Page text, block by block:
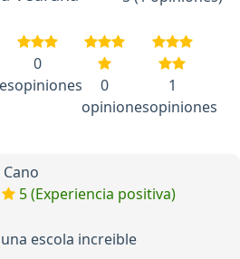
0
opiniones
0
opiniones
1
opiniones
5 (Experiencia positiva)
escola increible